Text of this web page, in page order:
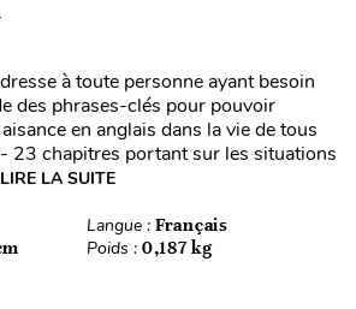
à toute personne ayant besoin
des phrases-clés pour pouvoir
en anglais dans la vie de tous
23 chapitres portant sur les situations
LIRE LA SUITE
Langue : Français
Poids : 0,187 kg